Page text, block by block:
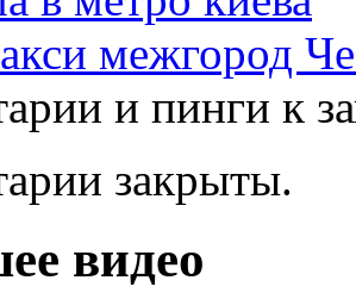
межгород
и пинги к
закрыты.
видео